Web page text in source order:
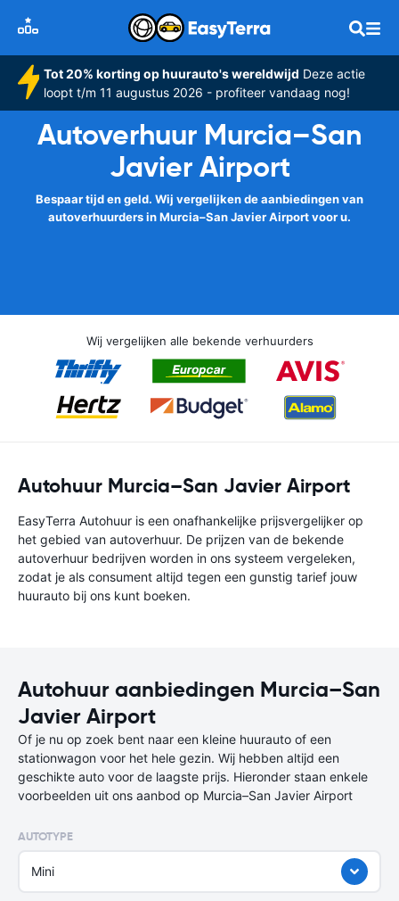
Tot 20% korting op huurauto's wereldwijd Deze actie
loopt t/m 11 augustus 2026 - profiteer vandaag nog!
Autoverhuur Murcia–San
Javier Airport
Bespaar tijd en geld. Wij vergelijken de aanbiedingen van
autoverhuurders in Murcia–San Javier Airport voor u.
Wij vergelijken alle bekende verhuurders
Autohuur Murcia–San Javier Airport
EasyTerra Autohuur is een onafhankelijke prijsvergelijker op
het gebied van autoverhuur. De prijzen van de bekende
autoverhuur bedrijven worden in ons systeem vergeleken,
zodat je als consument altijd tegen een gunstig tarief jouw
huurauto bij ons kunt boeken.
Autohuur aanbiedingen Murcia–San
Javier Airport
Of je nu op zoek bent naar een kleine huurauto of een
stationwagon voor het hele gezin. Wij hebben altijd een
geschikte auto voor de laagste prijs. Hieronder staan enkele
voorbeelden uit ons aanbod op Murcia–San Javier Airport
AUTOTYPE
Mini